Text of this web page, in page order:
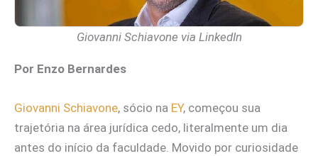
Giovanni Schiavone via LinkedIn
Por Enzo Bernardes
Giovanni Schiavone, sócio na EY, começou sua
trajetória na área jurídica cedo, literalmente um dia
antes do início da faculdade. Movido por curiosidade